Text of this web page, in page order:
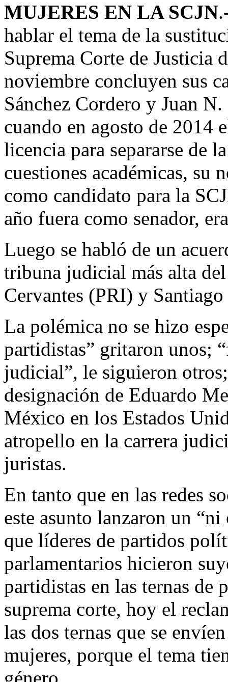
MUJERES EN LA SCJN
hablar el tema de la
Suprema Corte de Justicia
noviembre concluyen sus
Sánchez Cordero y Juan
cuando en agosto de 2014
licencia para separarse de
cuestiones académicas, su
como candidato para la
año fuera como senador,
Luego se habló de un
tribuna judicial más alta
Cervantes (PRI) y
La polémica no se hizo
partidistas” gritaron unos;
judicial”, le siguieron
designación de Eduardo
México en los Estados
atropello en la carrera
juristas.
En tanto que en las redes
este asunto lanzaron un
que líderes de partidos
parlamentarios hicieron
partidistas en las ternas de
suprema corte, hoy el
las dos ternas que se
mujeres, porque el tema
género.